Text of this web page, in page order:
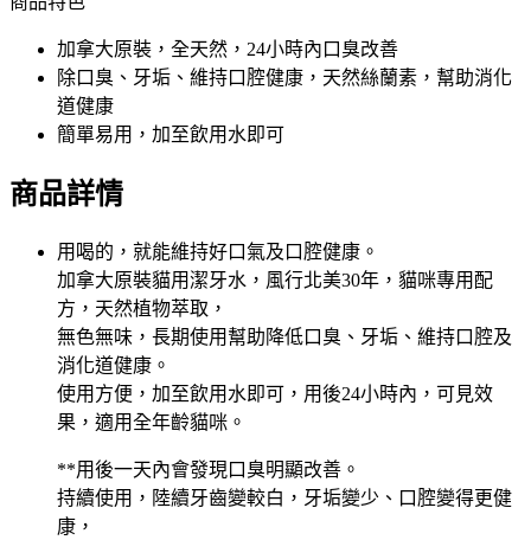
加拿大原裝，全天然，24小時內口臭改善
除口臭、牙垢、維持口腔健康，天然絲蘭素，幫助消化
道健康
簡單易用，加至飲用水即可
商品詳情
用喝的，就能維持好口氣及口腔健康。
加拿大原裝貓用潔牙水，風行北美30年，貓咪專用配
方，天然植物萃取，
無色無味，長期使用幫助降低口臭、牙垢、維持口腔及
消化道健康。
使用方便，加至飲用水即可，用後24小時內，可見效
果，適用全年齡貓咪。
**用後一天內會發現口臭明顯改善。
持續使用，陸續牙齒變較白，牙垢變少、口腔變得更健
康，